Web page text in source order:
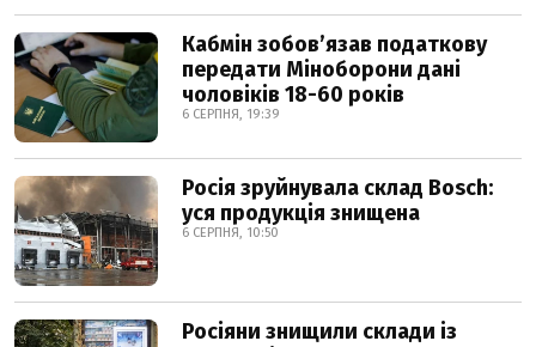
Кабмін зобовʼязав податкову
передати Міноборони дані
чоловіків 18-60 років
6 СЕРПНЯ, 19:39
Росія зруйнувала склад Bosch:
уся продукція знищена
6 СЕРПНЯ, 10:50
Росіяни знищили склади із